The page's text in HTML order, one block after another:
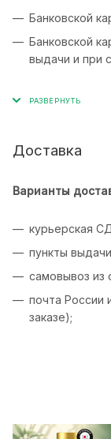
Банковской
Банковской
выдачи и при
Доставка
Варианты
курьерская
пункты
самовывоз из
почта России
заказе);